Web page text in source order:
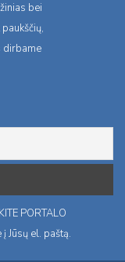
bei
dirbame
PORTALO
Jūsų el. paštą.